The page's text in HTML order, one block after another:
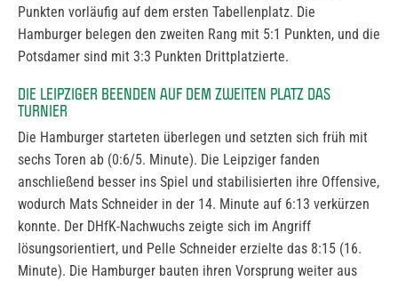
Punkten vorläufig auf dem ersten Tabellenplatz. Die
Hamburger belegen den zweiten Rang mit 5:1 Punkten, und die
Potsdamer sind mit 3:3 Punkten Drittplatzierte.
DIE LEIPZIGER BEENDEN AUF DEM ZWEITEN PLATZ DAS
TURNIER
Die Hamburger starteten überlegen und setzten sich früh mit
sechs Toren ab (0:6/5. Minute). Die Leipziger fanden
anschließend besser ins Spiel und stabilisierten ihre Offensive,
wodurch Mats Schneider in der 14. Minute auf 6:13 verkürzen
konnte. Der DHfK-Nachwuchs zeigte sich im Angriff
lösungsorientiert, und Pelle Schneider erzielte das 8:15 (16.
Minute). Die Hamburger bauten ihren Vorsprung weiter aus